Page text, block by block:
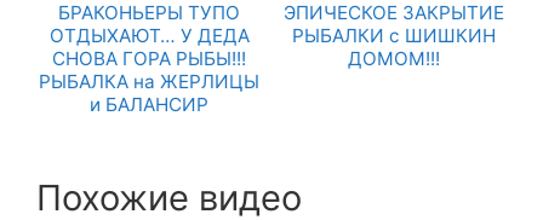
БРАКОНЬЕРЫ ТУПО
ОТДЫХАЮТ… У ДЕДА
СНОВА ГОРА РЫБЫ!!!
РЫБАЛКА на ЖЕРЛИЦЫ
и БАЛАНСИР
ЭПИЧЕСКОЕ ЗАКРЫТИЕ
РЫБАЛКИ с ШИШКИН
ДОМОМ!!!
Похожие видео